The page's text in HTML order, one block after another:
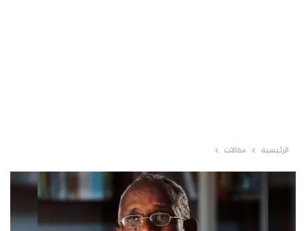
الرئيسية مقالات